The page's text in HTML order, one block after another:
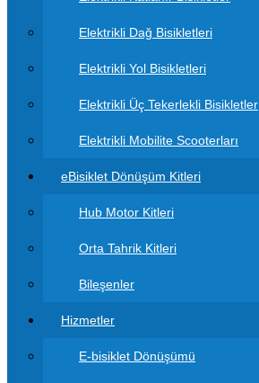
Elektrikli Dağ Bisikletleri
Elektrikli Yol Bisikletleri
Elektrikli Üç Tekerlekli Bisikletler
Elektrikli Mobilite Scooterları
eBisiklet Dönüşüm Kitleri
Hub Motor Kitleri
Orta Tahrik Kitleri
Bileşenler
Hizmetler
E-bisiklet Dönüşümü